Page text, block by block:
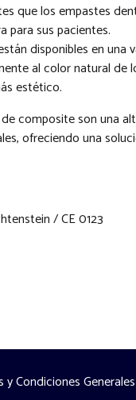
que los empastes
para sus pacientes.
disponibles en una
al color natural de
estético.
composite son una
ofreciendo una
/ CE 0123
y Condiciones Generales